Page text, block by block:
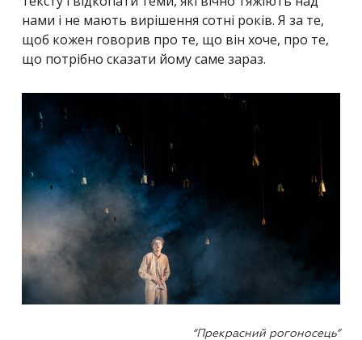
нами і не мають вирішення сотні років. Я за те,
щоб кожен говорив про те, що він хоче, про те,
що потрібно сказати йому саме зараз.
“Прекрасний рогоносець”